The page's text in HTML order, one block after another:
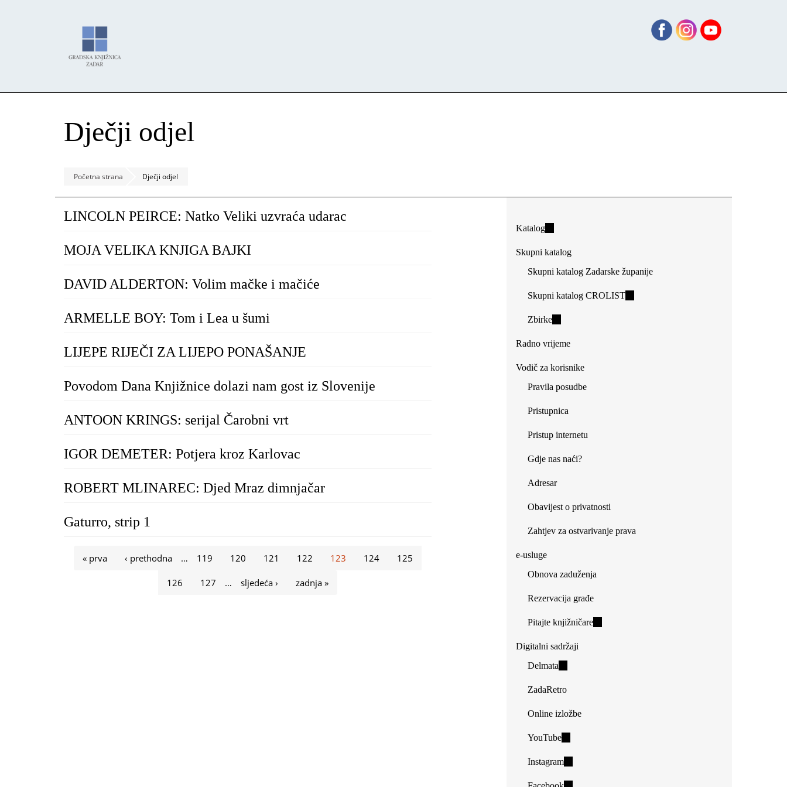
Dječji odjel
Početna strana Dječji odjel
LINCOLN PEIRCE: Natko Veliki uzvraća udarac
MOJA VELIKA KNJIGA BAJKI
DAVID ALDERTON: Volim mačke i mačiće
ARMELLE BOY: Tom i Lea u šumi
LIJEPE RIJEČI ZA LIJEPO PONAŠANJE
Povodom Dana Knjižnice dolazi nam gost iz Slovenije
ANTOON KRINGS: serijal Čarobni vrt
IGOR DEMETER: Potjera kroz Karlovac
ROBERT MLINAREC: Djed Mraz dimnjačar
Gaturro, strip 1
Stranice
« prva ‹ prethodna … 119 120 121 122 123 124 125
126 127 … sljedeća › zadnja »
Katalog(link
external)
Skupni katalog
Skupni katalog Zadarske županije
Skupni katalog CROLIST(link
Zbirke(link
external)
Radno vrijeme
Vodič za korisnike
Pravila posudbe
Pristupnica
Pristup internetu
Gdje nas naći?
Adresar
Obavijest o privatnosti
Zahtjev za ostvarivanje prava
e-usluge
Obnova zaduženja
Rezervacija građe
Pitajte knjižničare(link
Digitalni sadržaji
Delmata
external)
ZadaRetro
Online izložbe
YouTube(link
external)
Instagram(link